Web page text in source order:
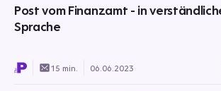
Post vom Finanzamt - in
Sprache
15 min. 06.06.2023